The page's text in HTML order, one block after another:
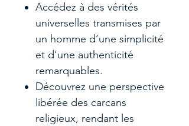
Accédez à des vérités
universelles transmises par
un homme d’une simplicité
et d’une authenticité
remarquables.
Découvrez une perspective
libérée des carcans
religieux, rendant les